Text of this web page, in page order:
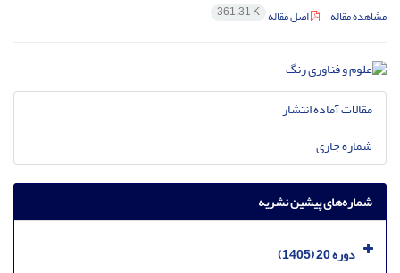
مشاهده مقاله اصل مقاله 361.31 K
مقالات آماده انتشار
شماره جاری
شماره‌های پیشین نشریه
دوره 20 (1405)